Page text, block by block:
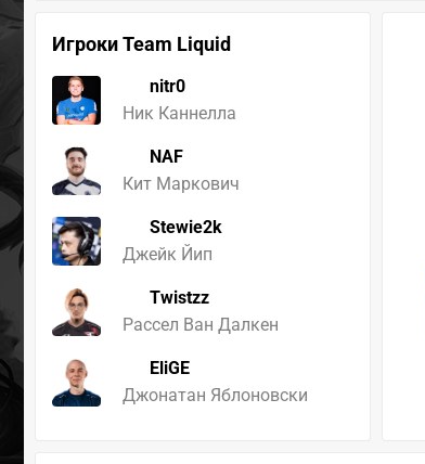
Игроки Team Liquid
nitr0
Ник Каннелла
NAF
Кит Маркович
Stewie2k
Джейк Йип
Twistzz
Рассел Ван Далкен
EliGE
Джонатан Яблоновски